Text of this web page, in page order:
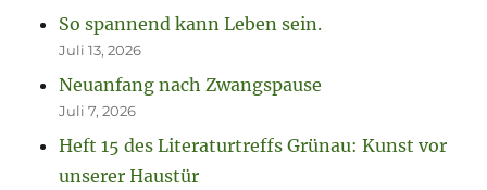
So spannend kann Leben sein.
Juli 13, 2026
Neuanfang nach Zwangspause
Juli 7, 2026
Heft 15 des Literaturtreffs Grünau: Kunst vor
unserer Haustür